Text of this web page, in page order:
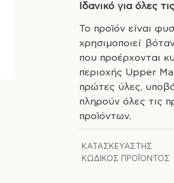
Ιδανικό για όλες
Το προϊόν είναι
χρησιμοποιεί
που προέρχονται
περιοχής Upper
πρώτες ύλες,
πληρούν όλες τις
προϊόντων.
ΚΑΤΑΣΚΕΥΑΣΤΉΣ
ΚΩΔΙΚΌΣ ΠΡΟΪΌΝΤΟΣ